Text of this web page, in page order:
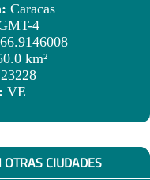
Caracas
4
km²
VE
CIUDADES